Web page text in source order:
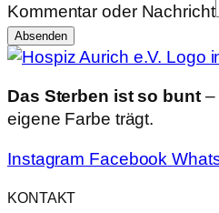
Name
Nachricht
Kommentar oder Nachricht
Absenden
Das Sterben ist so bunt–
eigene Farbe trägt.
Instagram Facebook
KONTAKT